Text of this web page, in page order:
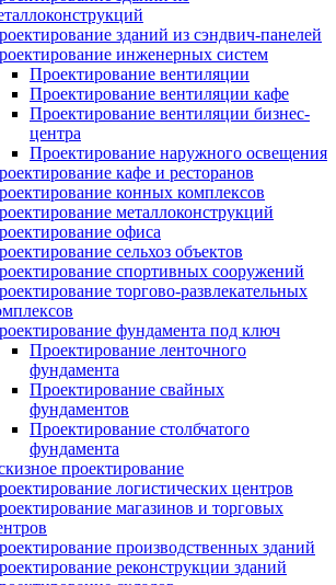
зданий из сэндвич-панелей
инженерных систем
Проектирование вентиляции
Проектирование вентиляции кафе
Проектирование вентиляции бизнес-
центра
Проектирование наружного освещения
кафе и ресторанов
конных комплексов
металлоконструкций
офиса
сельхоз объектов
спортивных сооружений
торгово-развлекательных
фундамента под ключ
Проектирование ленточного
фундамента
Проектирование свайных
фундаментов
Проектирование столбчатого
фундамента
проектирование
логистических центров
магазинов и торговых
производственных зданий
реконструкции зданий